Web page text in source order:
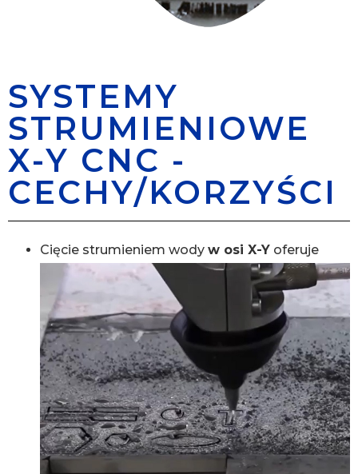
SYSTEMY
STRUMIENIOWE
X-Y CNC -
CECHY/KORZYŚCI
Cięcie strumieniem wody w osi X-Y oferuje